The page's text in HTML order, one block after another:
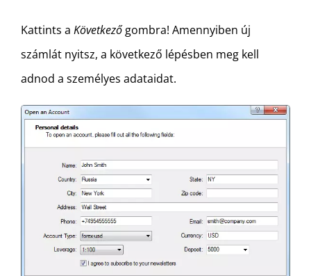
Kattints a Következőgombra! Amennyiben új
számlát nyitsz, a következő lépésben meg kell
adnod a személyes adataidat.